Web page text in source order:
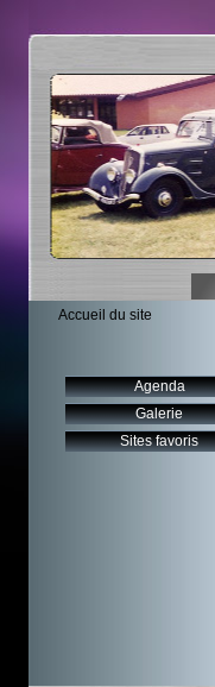
Accueil du site
Agenda
Galerie
Sites favoris